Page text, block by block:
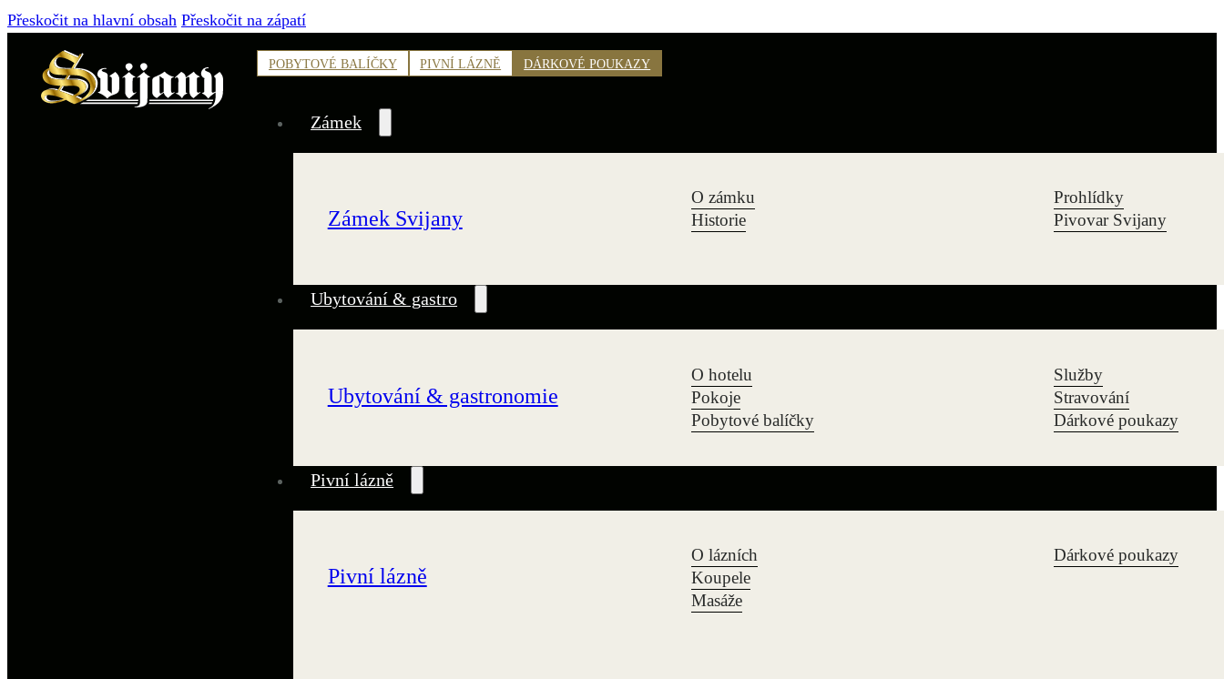
Přeskočit na hlavní obsah Přeskočit na zápatí
POBYTOVÉ BALÍČKY PIVNÍ LÁZNĚ DÁRKOVÉ POUKAZY
Zámek
Zámek Svijany
O zámku
Historie
Prohlídky
Pivovar Svijany
Ubytování & gastro
Ubytování & gastronomie
O hotelu
Pokoje
Pobytové balíčky
Služby
Stravování
Dárkové poukazy
Pivní lázně
Pivní lázně
O lázních
Koupele
Masáže
Dárkové poukazy